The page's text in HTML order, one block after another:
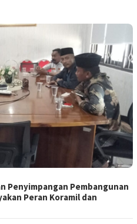
Penyimpangan Pembangunan
Peran Koramil dan